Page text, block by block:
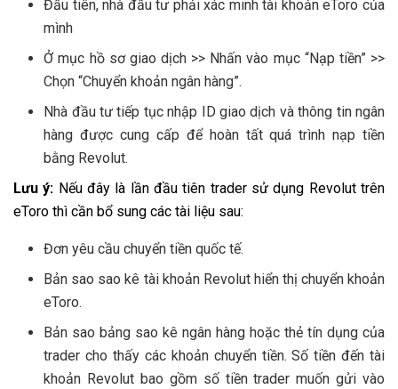
Đầu tiên, nhà đầu tư phải xác minh tài khoản eToro của
mình
Ở mục hồ sơ giao dịch >> Nhấn vào mục “Nạp tiền” >>
Chọn “Chuyển khoản ngân hàng”.
Nhà đầu tư tiếp tục nhập ID giao dịch và thông tin ngân
hàng được cung cấp để hoàn tất quá trình nạp tiền
bằng Revolut.
Lưu ý: Nếu đây là lần đầu tiên trader sử dụng Revolut trên
eToro thì cần bổ sung các tài liệu sau:
Đơn yêu cầu chuyển tiền quốc tế.
Bản sao sao kê tài khoản Revolut hiển thị chuyển khoản
eToro.
Bản sao bảng sao kê ngân hàng hoặc thẻ tín dụng của
trader cho thấy các khoản chuyển tiền. Số tiền đến tài
khoản Revolut bao gồm số tiền trader muốn gửi vào